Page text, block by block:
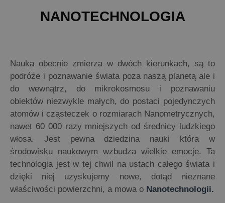
NANOTECHNOLOGIA
Nauka obecnie zmierza w dwóch kierunkach, są to
podróże i poznawanie świata poza naszą planetą ale i
do wewnątrz, do mikrokosmosu i poznawaniu
obiektów niezwykle małych, do postaci pojedynczych
atomów i cząsteczek o rozmiarach Nanometrycznych,
nawet 60 000 razy mniejszych od średnicy ludzkiego
włosa. Jest pewna dziedzina nauki która w
środowisku naukowym wzbudza wielkie emocje. Ta
technologia jest w tej chwil na ustach całego świata i
dzięki niej uzyskujemy nowe, dotąd nieznane
właściwości powierzchni, a mowa o Nanotechnologii.